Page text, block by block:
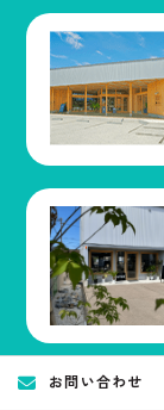
お問い合わせ